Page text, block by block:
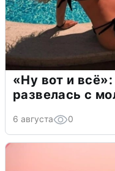
«Ну вот и
развелась с
6 августа 0